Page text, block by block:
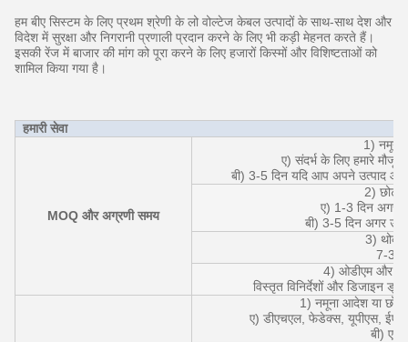
हम बीए सिस्टम के लिए प्रथम श्रेणी के लो वोल्टेज केबल उत्पादों के साथ-साथ देश और
विदेश में सुरक्षा और निगरानी प्रणाली प्रदान करने के लिए भी कड़ी मेहनत करते हैं।
इसकी रेंज में बाजार की मांग को पूरा करने के लिए हजारों किस्मों और विशिष्टताओं को
शामिल किया गया है।
हमारी सेवा
MOQ और अग्रणी समय
1)
ए) संदर्भ के लिए हमारे
बी) 3-5 दिन यदि आप अपने उत्पाद
2)
ए) 1-3 दिन अगर
बी) 3-5 दिन अगर
3) थोक
7-30
4) ओडीएम और
विस्तृत विनिर्देशों और डिजाइन
1) नमूना आदेश या छोटे
ए) डीएचएल, फेडेक्स, यूपीएस,
बी) एयर